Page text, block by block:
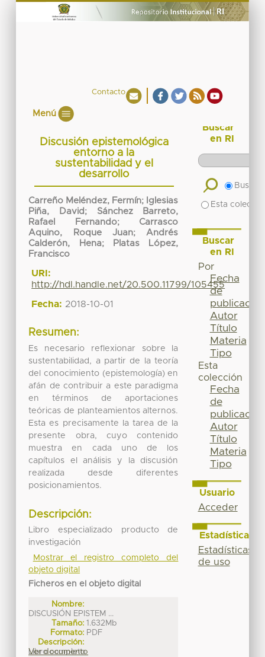
Contacto
Menú
Discusión epistemológica
entorno a la
sustentabilidad y el
desarrollo
Carreño Meléndez, Fermín; Iglesias
Piña, David ; Sánchez Barreto,
Rafael Fernando; Carrasco
Aquino, Roque Juan;Andrés
Calderón, Hena;
Platas López,
Francisco
URI:
http://hdl.handle.net/20.500.11799/105455
Fecha: 2018-10-01
Resumen:
Es necesario reflexionar sobre la
sustentabilidad, a partir de la teoría
del conocimiento (epistemología) en
afán de contribuir a este paradigma
en términos de aportaciones
teóricas de planteamientos alternos.
Esta es precisamente la tarea de la
presente obra, cuyo contenido
muestra en cada uno de los
capítulos el análisis y la discusión
realizada desde diferentes
posicionamientos.
Descripción:
Libro especializado producto de
investigación
Mostrar el registro completo del
objeto digital
Ficheros en el objeto digital
Nombre:
DISCUSIÓN EPISTEM ...
Tamaño: 1.632Mb
Formato: PDF
Descripción:
Libro completo
Ver documento
Buscar
en RI
Buscar
Esta
Buscar
en RI
Por
Fecha
de
publicación
Autor
Título
Materia
Tipo
Esta
colección
Fecha
de
publicación
Autor
Título
Materia
Tipo
Usuario
Acceder
Estadísticas
Estadísticas
de uso